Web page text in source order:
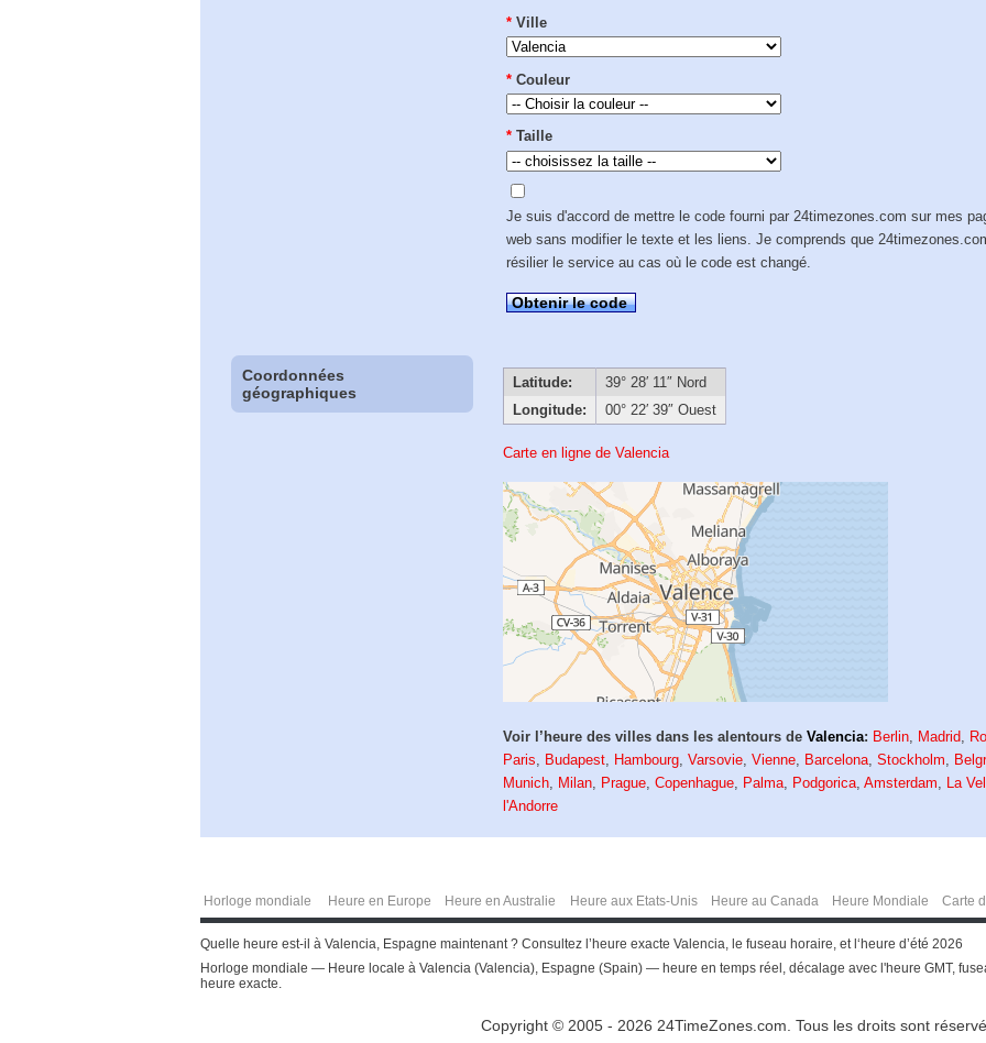
* Ville
* Couleur
* Taille
Je suis d'accord de mettre le code fourni par 24timezones.com sur mes
web sans modifier le texte et les liens. Je comprends que
résilier le service au cas où le code est changé.
Obtenir le code
Coordonnées
géographiques
Latitude:
39° 28′ 11″ Nord
Longitude:
00° 22′ 39″ Ouest
Carte en ligne de Valencia
Voir l’heure des villes dans les alentours deValencia: Berlin, Madrid,
Paris, Budapest, Hambourg,Varsovie,Vienne, Barcelona,Stockholm,
Munich, Milan, Prague,Copenhague, Palma, Podgorica,Amsterdam, La
l'Andorre
Horloge mondiale Heure en Europe Heure en Australie Heure aux Etats-Unis Heure au Canada Heure Mondiale Carte
Quelle heure est-il à Valencia, Espagne maintenant ? Consultez l’heure exacte Valencia, le fuseau horaire, et l‘heure d’été 2026
Horloge mondiale — Heure locale à Valencia (Valencia), Espagne (Spain) — heure en temps réel, décalage avec l'heure GMT,
heure exacte.
Copyright © 2005 - 2026 24TimeZones.com. Tous les droits sont